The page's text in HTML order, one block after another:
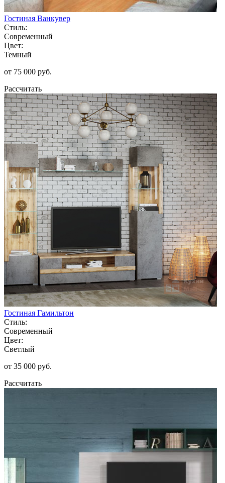
Гостиная Ванкувер
Стиль:
Современный
Цвет:
Темный
от 75 000 руб.
Рассчитать
Гостиная Гамильтон
Стиль:
Современный
Цвет:
Светлый
от 35 000 руб.
Рассчитать